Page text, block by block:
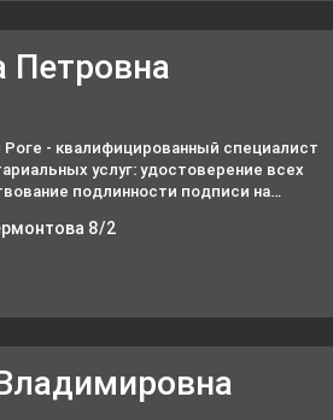
Петровна
- квалифицированный специалист
услуг: удостоверение всех
подлинности подписи на
подлинности подписи
8/2